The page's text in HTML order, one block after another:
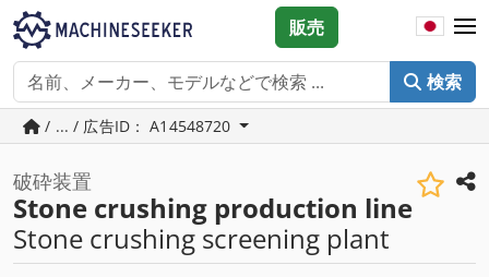
検索
販売
/ ... / 広告ID： A14548720
破砕装置
Stone crushing production line
Stone crushing screening plant